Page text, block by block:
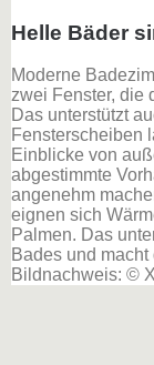
Helle Bäder
Moderne
zwei Fenster, die
Das unterstützt
Fensterscheiben
Einblicke von
abgestimmte
angenehm
eignen sich
Palmen. Das
Bades und
Bildnachweis: ©